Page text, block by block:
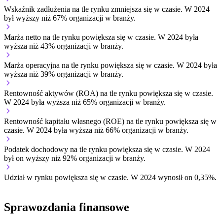
Wskaźnik zadłużenia na tle rynku zmniejsza się w czasie. W 2024
był wyższy niż 67% organizacji w branży.
Marża netto na tle rynku powiększa się w czasie. W 2024 była
wyższa niż 43% organizacji w branży.
Marża operacyjna na tle rynku powiększa się w czasie. W 2024 była
wyższa niż 39% organizacji w branży.
Rentowność aktywów (ROA) na tle rynku powiększa się w czasie.
W 2024 była wyższa niż 65% organizacji w branży.
Rentowność kapitału własnego (ROE) na tle rynku powiększa się w
czasie. W 2024 była wyższa niż 66% organizacji w branży.
Podatek dochodowy na tle rynku powiększa się w czasie. W 2024
był on wyższy niż 92% organizacji w branży.
Udział w rynku powiększa się w czasie. W 2024 wynosił on 0,35%.
Sprawozdania finansowe